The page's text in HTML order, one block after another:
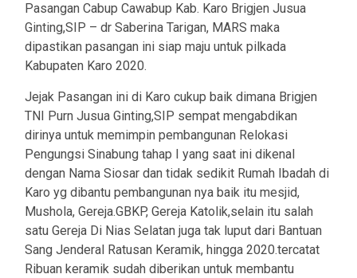
Pasangan Cabup Cawabup Kab. Karo Brigjen Jusua
Ginting,SIP – dr Saberina Tarigan, MARS maka
dipastikan pasangan ini siap maju untuk pilkada
Kabupaten Karo 2020.
Jejak Pasangan ini di Karo cukup baik dimana Brigjen
TNI Purn Jusua Ginting,SIP sempat mengabdikan
dirinya untuk memimpin pembangunan Relokasi
Pengungsi Sinabung tahap I yang saat ini dikenal
dengan Nama Siosar dan tidak sedikit Rumah Ibadah di
Karo yg dibantu pembangunan nya baik itu mesjid,
Mushola, Gereja.GBKP, Gereja Katolik,selain itu salah
satu Gereja Di Nias Selatan juga tak luput dari Bantuan
Sang Jenderal Ratusan Keramik, hingga 2020.tercatat
Ribuan keramik sudah diberikan untuk membantu